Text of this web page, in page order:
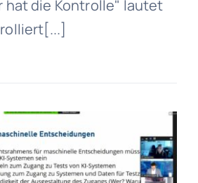
hat die Kontrolle" lautet